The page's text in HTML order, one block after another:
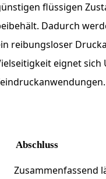
flüssigen
Dadurch
reibungsloser
eignet sich
Abschluss
Zusammenfassend